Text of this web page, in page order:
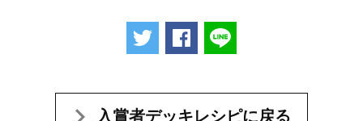
ツイートするFacebookでシェアする
入賞者デッキレシピに戻る